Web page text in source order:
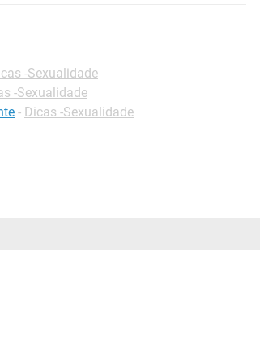
-Sexualidade
-Sexualidade
- Dicas -Sexualidade